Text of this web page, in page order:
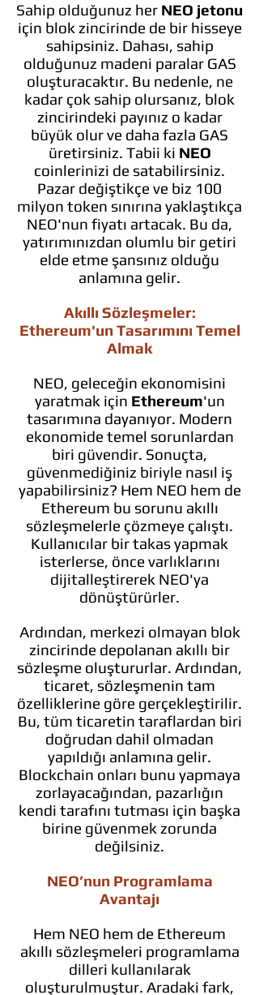
Sahip olduğunuz her NEO jetonu
için blok zincirinde de bir hisseye
sahipsiniz. Dahası, sahip
olduğunuz madeni paralar GAS
oluşturacaktır. Bu nedenle, ne
kadar çok sahip olursanız, blok
zincirindeki payınız o kadar
büyük olur ve daha fazla GAS
üretirsiniz. Tabii ki NEO
coinlerinizi de satabilirsiniz.
Pazar değiştikçe ve biz 100
milyon token sınırına yaklaştıkça
NEO'nun fiyatı artacak. Bu da,
yatırımınızdan olumlu bir getiri
elde etme şansınız olduğu
anlamına gelir.
Akıllı Sözleşmeler:
Ethereum'un Tasarımını Temel
Almak
NEO, geleceğin ekonomisini
yaratmak için Ethereum'un
tasarımına dayanıyor. Modern
ekonomide temel sorunlardan
biri güvendir. Sonuçta,
güvenmediğiniz biriyle nasıl iş
yapabilirsiniz? Hem NEO hem de
Ethereum bu sorunu akıllı
sözleşmelerle çözmeye çalıştı.
Kullanıcılar bir takas yapmak
isterlerse, önce varlıklarını
dijitalleştirerek NEO'ya
dönüştürürler.
Ardından, merkezi olmayan blok
zincirinde depolanan akıllı bir
sözleşme oluştururlar. Ardından,
ticaret, sözleşmenin tam
özelliklerine göre gerçekleştirilir.
Bu, tüm ticaretin taraflardan biri
doğrudan dahil olmadan
yapıldığı anlamına gelir.
Blockchain onları bunu yapmaya
zorlayacağından, pazarlığın
kendi tarafını tutması için başka
birine güvenmek zorunda
değilsiniz.
NEO’nun Programlama
Avantajı
Hem NEO hem de Ethereum
akıllı sözleşmeleri programlama
dilleri kullanılarak
oluşturulmuştur. Aradaki fark,